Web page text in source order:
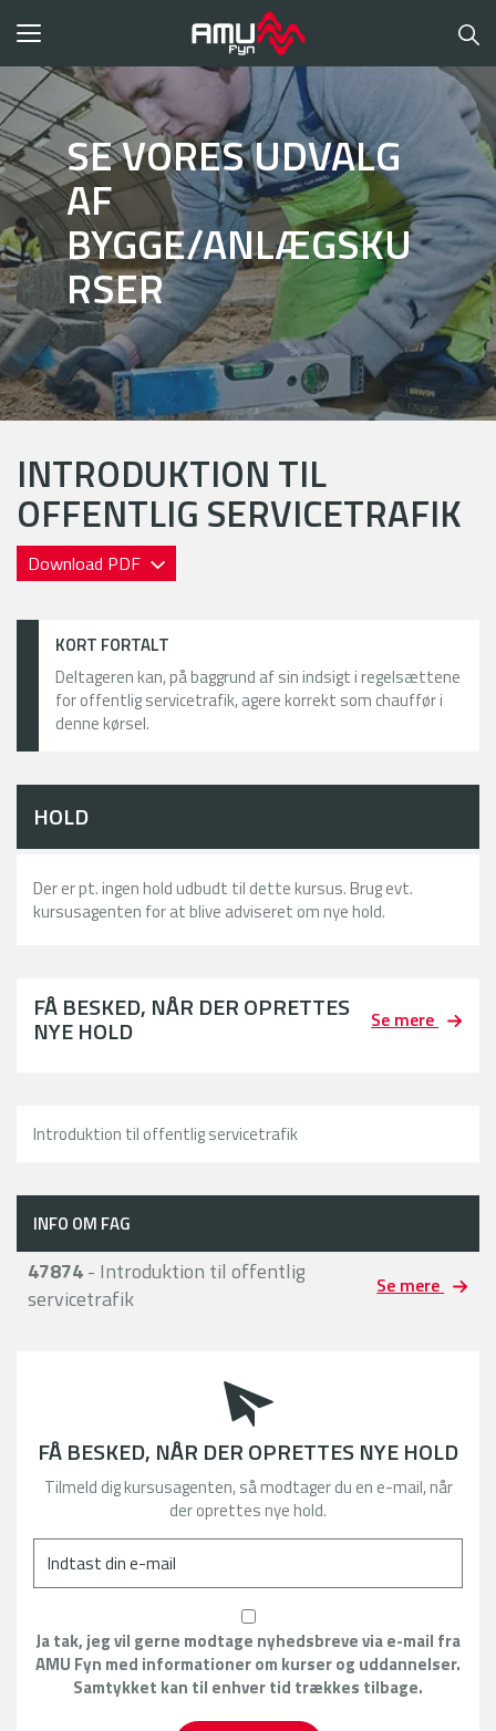
Toggle
SE VORES UDVALG
AF
BYGGE/ANLÆGSKU
RSER
INTRODUKTION TIL
OFFENTLIG SERVICETRAFIK
Download PDF
KORT FORTALT
Deltageren kan, på baggrund af sin indsigt i regelsættene
for offentlig servicetrafik, agere korrekt som chauffør i
denne kørsel.
HOLD
Der er pt. ingen hold udbudt til dette kursus. Brug evt.
kursusagenten for at blive adviseret om nye hold.
FÅ BESKED, NÅR DER OPRETTES
NYE HOLD Se mere
Introduktion til offentlig servicetrafik
INFO OM FAG
47874- Introduktion til offentlig
servicetrafik
Se mere
FÅ BESKED, NÅR DER OPRETTES NYE HOLD
Tilmeld dig kursusagenten, så modtager du en e-mail, når
der oprettes nye hold.
Ja tak, jeg vil gerne modtage nyhedsbreve via e-mail fra
AMU Fyn med informationer om kurser og uddannelser.
Samtykket kan til enhver tid trækkes tilbage.